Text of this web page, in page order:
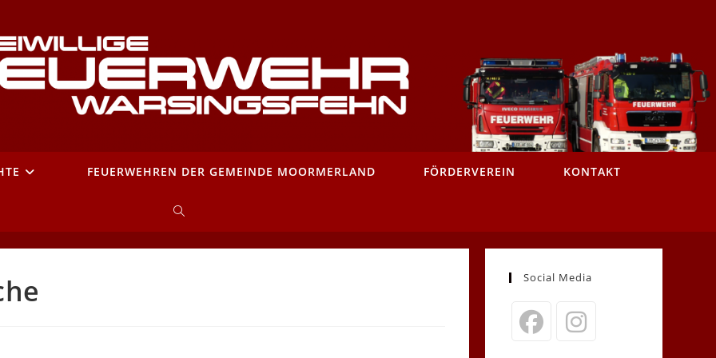
FEUERWEHREN DER GEMEINDE MOORMERLAND FÖRDERVEREIN KONTAKT
WEBSITE-
SUCHE
Social Media